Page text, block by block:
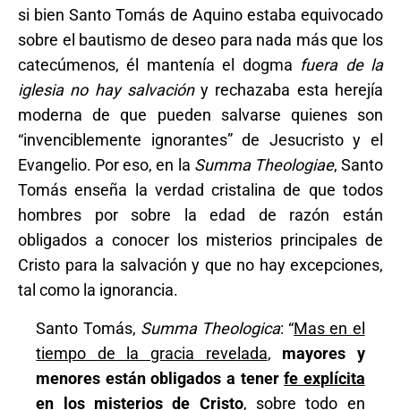
si bien Santo Tomás de Aquino estaba equivocado
sobre el bautismo de deseo para nada más que los
catecúmenos, él mantenía el dogma fuera de la
iglesia no hay salvacióny rechazaba esta herejía
moderna de que pueden salvarse quienes son
“invenciblemente ignorantes” de Jesucristo y el
Evangelio. Por eso, en la Summa Theologiae, Santo
Tomás enseña la verdad cristalina de que todos
hombres por sobre la edad de razón están
obligados a conocer los misterios principales de
Cristo para la salvación y que no hay excepciones,
tal como la ignorancia.
Santo Tomás, Summa Theologica: “Mas en el
tiempo de la gracia revelada, mayores y
menores están obligados a tenerfe explícita
en los misterios de Cristo, sobre todo en